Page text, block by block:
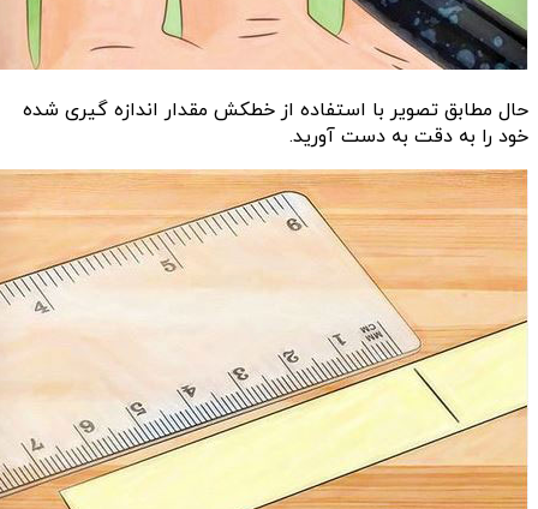
حال مطابق تصویر با استفاده از خطکش مقدار اندازه گیری شده
خود را به دقت به دست آورید.